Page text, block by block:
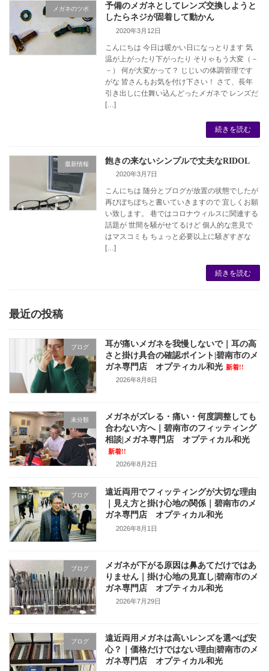
メガネのツボ
予備のメガネとしてレンズ交換しようと
したらネジが固着して動かん
2020年3月12日
こんにちは 今日は暖かい日になっとります 気
温が上がったり下がったり そりゃもう大変（－
－） 何が大変かって？ じじいの体調管理です
がな 皆さんもお気を付け下さい！ さて、長年
引き出しに仕舞い込んどったメガネで レンズだ
[…]
続きを読む
最新情報 飽きの来ないシンプルで丈夫なRIDOL
2020年3月7日
こんにちは 随分とブログが放置の状態でしたが
再びぼちぼちと書いていきますので 宜しくお願
い致します。 巷ではコロナウィルスに関連する
話題が 世間を騒がせてるけど 個人的な意見で
はマスコミも ちょっと必要以上に騒ぎすぎな
[…]
続きを読む
最近の投稿
ブログ
耳が痛いメガネを我慢しないで｜耳の高
さと掛け具合の確認ポイント|碧南市のメ
ガネ専門店 オプティカル和光 新着!!
2026年8月8日
未分類
メガネがズレる・痛い・何度調整しても
合わない方へ｜碧南市のフィッティング
相談|メガネ専門店 オプティカル和光
新着!!
2026年8月2日
ブログ
遠近両用でフィッティングが大切な理由
｜見え方と掛け心地の関係｜碧南市のメ
ガネ専門店 オプティカル和光
2026年8月1日
ブログ
メガネが下がる原因は鼻あてだけではあ
りません｜掛け心地の見直し|碧南市のメ
ガネ専門店 オプティカル和光
2026年7月29日
ブログ
遠近両用メガネは高いレンズを選べば安
心？｜価格だけではない理由|碧南市のメ
ガネ専門店 オプティカル和光